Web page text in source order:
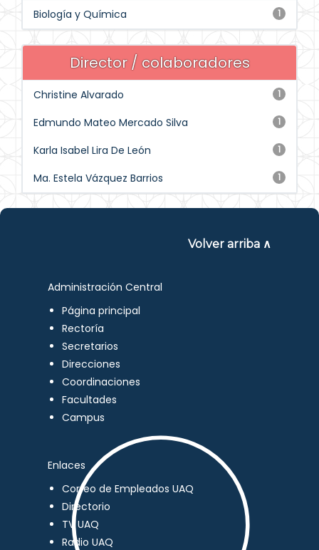
1
Biología y Química
Director / colaboradores
1
Christine Alvarado
1
Edmundo Mateo Mercado Silva
1
Karla Isabel Lira De León
1
Ma. Estela Vázquez Barrios
Volver arriba ∧
Administración Central
Página principal
Rectoría
Secretarios
Direcciones
Coordinaciones
Facultades
Campus
Enlaces
Correo de Empleados UAQ
Directorio
TV UAQ
Radio UAQ